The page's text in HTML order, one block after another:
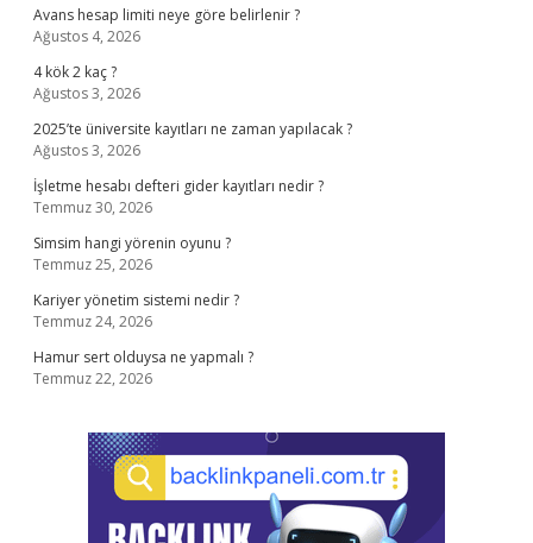
Avans hesap limiti neye göre belirlenir ?
Ağustos 4, 2026
4 kök 2 kaç ?
Ağustos 3, 2026
2025’te üniversite kayıtları ne zaman yapılacak ?
Ağustos 3, 2026
İşletme hesabı defteri gider kayıtları nedir ?
Temmuz 30, 2026
Simsim hangi yörenin oyunu ?
Temmuz 25, 2026
Kariyer yönetim sistemi nedir ?
Temmuz 24, 2026
Hamur sert olduysa ne yapmalı ?
Temmuz 22, 2026